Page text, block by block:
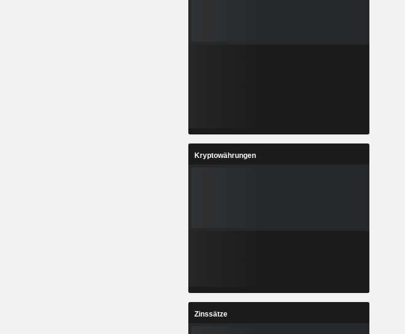
Kryptowährungen
Zinssätze